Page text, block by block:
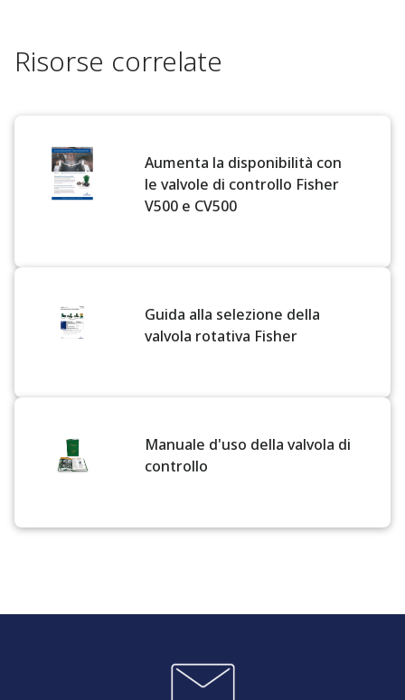
Risorse correlate
Aumenta la disponibilità con
le valvole di controllo Fisher
V500 e CV500
Guida alla selezione della
valvola rotativa Fisher
Manuale d'uso della valvola di
controllo